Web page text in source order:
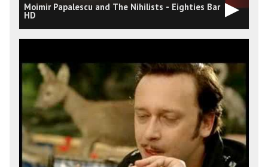
Moimir Papalescu and The Nihilists - Eighties Bar
HD